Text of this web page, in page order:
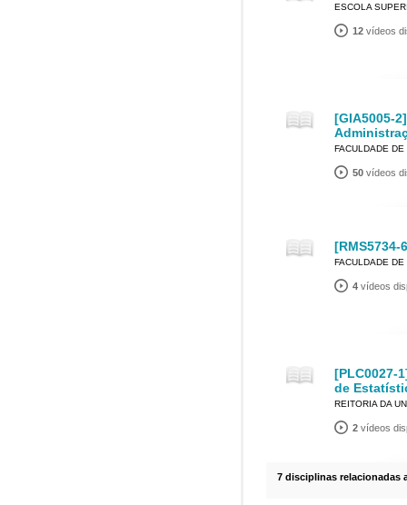
ESCOLA
12 vídeos
[GIA5005-
FACULDADE
50 vídeos
FACULDADE
4 vídeos
[PLC0027-
de
REITORIA DA
2 vídeos
7 disciplinas relacionadas